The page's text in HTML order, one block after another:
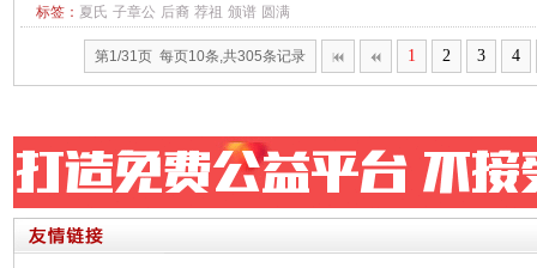
标签： 夏氏 子章公 后裔 荐祖 颁谱 圆满
第1/31页 每页10条,共305条记录 1 2 3 4